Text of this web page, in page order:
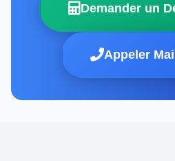
Demander un
Appeler